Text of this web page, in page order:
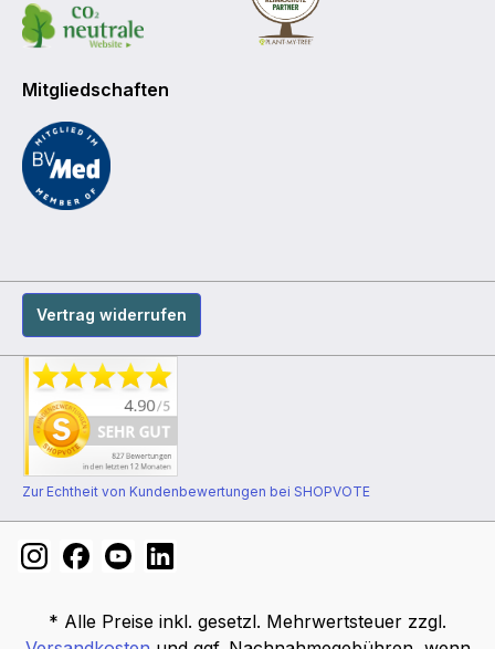
Mitgliedschaften
Vertrag widerrufen
Zur Echtheit von Kundenbewertungen bei SHOPVOTE
* Alle Preise inkl. gesetzl. Mehrwertsteuer zzgl.